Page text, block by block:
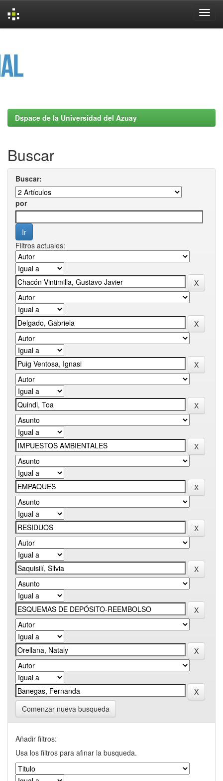
Dspace de la Universidad del Azuay
Buscar
Buscar:
por
Filtros actuales:
Comenzar nueva busqueda
Añadir filtros:
Usa los filtros para afinar la busqueda.